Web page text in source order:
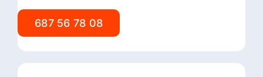
687 56 78 08